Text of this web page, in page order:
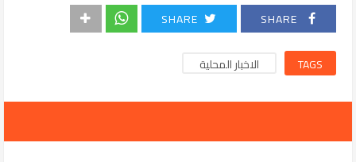
SHARE
SHARE
TAGS الاخبار المحلية